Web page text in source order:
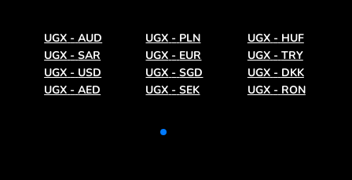
UGX - AUD UGX - PLN UGX - HUF
UGX - SAR UGX - EUR UGX - TRY
UGX - USD UGX - SGD UGX - DKK
UGX - AED UGX - SEK UGX - RON